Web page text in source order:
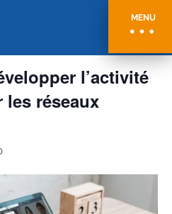
MENU
l’activité
les réseaux